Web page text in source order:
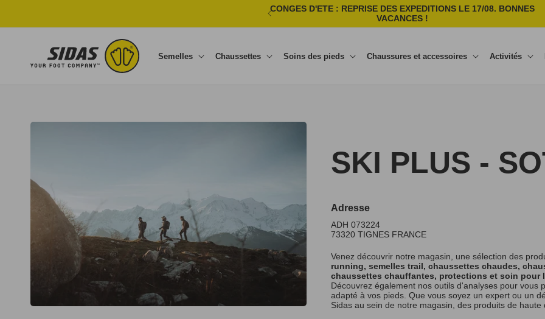
CONGES D'ETE : REPRISE DES EXPEDITIONS LE 17/08. BONNES
VACANCES !
Semelles Chaussettes Soins des pieds Chaussures et accessoires Activités
SKI PLUS -
Adresse
ADH 073224
73320 TIGNES FRANCE
Venez découvrir notre magasin, une sélection des
running, semelles trail, chaussettes chaudes,
chaussettes chauffantes, protections et soin pour
Découvrez également nos outils d'analyses pour
adapté à vos pieds. Que vous soyez un expert ou un
Sidas au sein de notre magasin, des produits de